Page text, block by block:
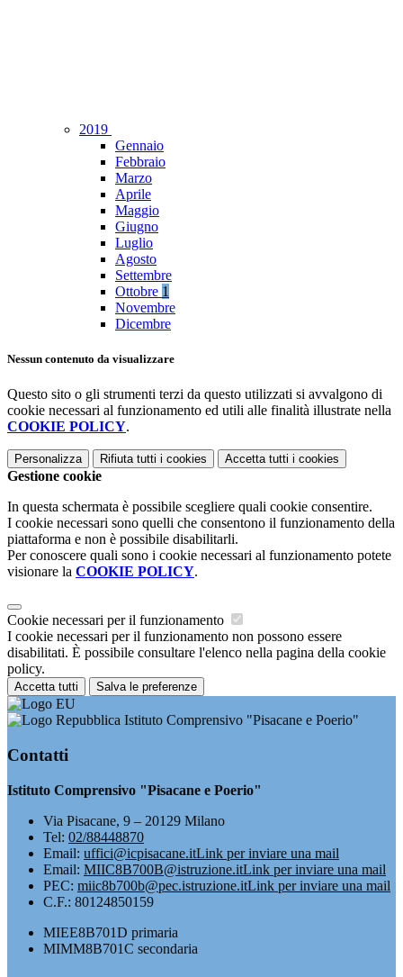
2019
Gennaio
Febbraio
Marzo
Aprile
Maggio
Giugno
Luglio
Agosto
Settembre
Ottobre 1
Novembre
Dicembre
Nessun contenuto da visualizzare
Questo sito o gli strumenti terzi da questo utilizzati si avvalgono di
cookie necessari al funzionamento ed utili alle finalità illustrate nella
COOKIE POLICY.
Personalizza Rifiuta tutti i cookies Accetta tutti i cookies
Gestione cookie
In questa schermata è possibile scegliere quali cookie consentire.
I cookie necessari sono quelli che consentono il funzionamento della
piattaforma e non è possibile disabilitarli.
Per conoscere quali sono i cookie necessari al funzionamento potete
visionare la COOKIE POLICY.
Cookie necessari per il funzionamento
I cookie necessari per il funzionamento non possono essere
disabilitati. È possibile consultare l'elenco nella pagina della cookie
policy.
Accetta tutti Salva le preferenze
Istituto Comprensivo "Pisacane e Poerio"
Contatti
Istituto Comprensivo "Pisacane e Poerio"
Via Pisacane, 9 – 20129 Milano
Tel: 02/88448870
Email: uffici@icpisacane.itLink per inviare una mail
Email: MIIC8B700B@istruzione.itLink per inviare una mail
PEC: miic8b700b@pec.istruzione.itLink per inviare una mail
C.F.: 80124850159
MIEE8B701D primaria
MIMM8B701C secondaria